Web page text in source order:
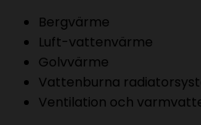
Bergvärme
Luft-vattenvärme
Golvvärme
Vattenburna
Ventilation och